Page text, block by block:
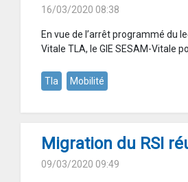
16/03/2020 08:38
En vue de l’arrêt programmé du
Vitale TLA, le GIE SESAM-Vitale
Tla Mobilité
Migration du RSI
09/03/2020 09:49